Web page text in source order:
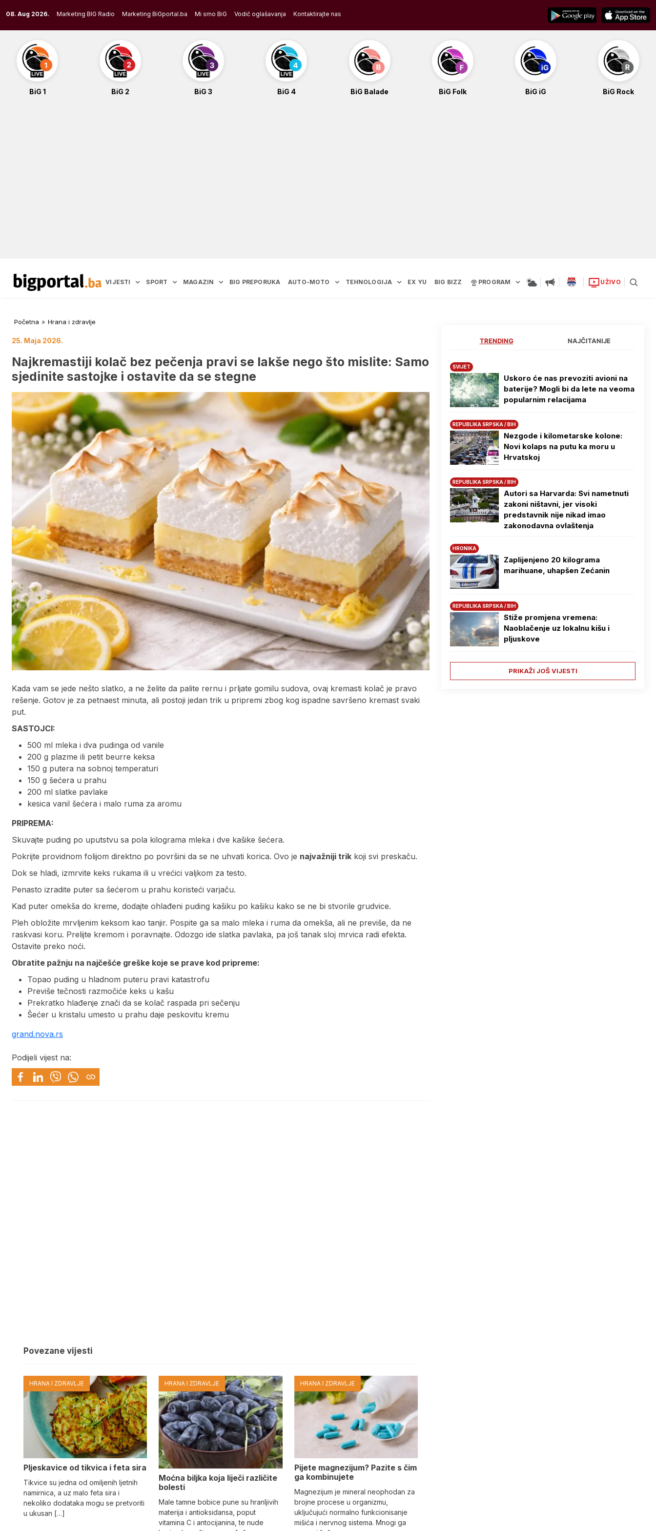
to
content
08. Aug 2026. Marketing BIG Radio Marketing BiGportal.ba Mi smo BiG Vodič oglašavanja Kontaktirajte nas
BiG 1 BiG 2 BiG 3 BiG 4 BiG Balade BiG Folk BiG iG BiG Rock
VIJESTI SPORT MAGAZIN BIG PREPORUKA AUTO-MOTO TEHNOLOGIJA EX YU BIG BIZZ PROGRAM UŽIVO
Početna » Hrana i zdravlje
25. Maja 2026.
Najkremastiji kolač bez pečenja pravi se lakše nego što mislite: Samo
sjedinite sastojke i ostavite da se stegne
Kada vam se jede nešto slatko, a ne želite da palite rernu i prljate gomilu sudova, ovaj kremasti kolač je pravo
rešenje. Gotov je za petnaest minuta, ali postoji jedan trik u pripremi zbog kog ispadne savršeno kremast svaki
put.
SASTOJCI:
500 ml mleka i dva pudinga od vanile
200 g plazme ili petit beurre keksa
150 g putera na sobnoj temperaturi
150 g šećera u prahu
200 ml slatke pavlake
kesica vanil šećera i malo ruma za aromu
PRIPREMA:
Skuvajte puding po uputstvu sa pola kilograma mleka i dve kašike šećera.
Pokrijte providnom folijom direktno po površini da se ne uhvati korica. Ovo je najvažniji trik koji svi preskaču.
Dok se hladi, izmrvite keks rukama ili u vrećici valjkom za testo.
Penasto izradite puter sa šećerom u prahu koristeći varjaču.
Kad puter omekša do kreme, dodajte ohlađeni puding kašiku po kašiku kako se ne bi stvorile grudvice.
Pleh obložite mrvljenim keksom kao tanjir. Pospite ga sa malo mleka i ruma da omekša, ali ne previše, da ne
raskvasi koru. Prelijte kremom i poravnajte. Odozgo ide slatka pavlaka, pa još tanak sloj mrvica radi efekta.
Ostavite preko noći.
Obratite pažnju na najčešće greške koje se prave kod pripreme:
Topao puding u hladnom puteru pravi katastrofu
Previše tečnosti razmočiće keks u kašu
Prekratko hlađenje znači da se kolač raspada pri sečenju
Šećer u kristalu umesto u prahu daje peskovitu kremu
grand.nova.rs
Podijeli vijest na:
Povezane vijesti
HRANA I ZDRAVLJE
Pljeskavice od tikvica i feta sira
Tikvice su jedna od omiljenih ljetnih
namirnica, a uz malo feta sira i
nekoliko dodataka mogu se pretvoriti
u ukusan […]
HRANA I ZDRAVLJE
Moćna biljka koja liječi različite
bolesti
Male tamne bobice pune su hranljivih
materija i antioksidansa, poput
vitamina C i antocijanina, te nude
HRANA I ZDRAVLJE
Pijete magnezijum? Pazite s čim
ga kombinujete
Magnezijum je mineral neophodan za
brojne procese u organizmu,
uključujući normalno funkcionisanje
mišića i nervnog sistema. Mnogi ga
TRENDING NAJČITANIJE
SVIJET
Uskoro će nas prevoziti avioni na
baterije? Mogli bi da lete na veoma
popularnim relacijama
REPUBLIKA SRPSKA / BIH
Nezgode i kilometarske kolone:
Novi kolaps na putu ka moru u
Hrvatskoj
REPUBLIKA SRPSKA / BIH
Autori sa Harvarda: Svi nametnuti
zakoni ništavni, jer visoki
predstavnik nije nikad imao
zakonodavna ovlaštenja
HRONIKA
Zaplijenjeno 20 kilograma
marihuane, uhapšen Zećanin
REPUBLIKA SRPSKA / BIH
Stiže promjena vremena:
Naoblačenje uz lokalnu kišu i
pljuskove
PRIKAŽI JOŠ VIJESTI